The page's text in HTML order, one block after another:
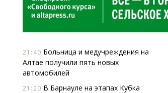
21:40 Больница и медучреждения на
Алтае получили пять новых
автомобилей
21:20 В Барнауле на этапах Кубка